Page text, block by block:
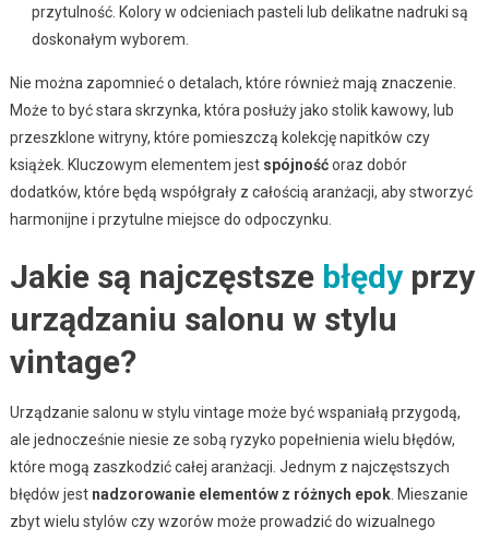
przytulność. Kolory w odcieniach pasteli lub delikatne nadruki są
doskonałym wyborem.
Nie można zapomnieć o detalach, które również mają znaczenie.
Może to być stara skrzynka, która posłuży jako stolik kawowy, lub
przeszklone witryny, które pomieszczą kolekcję napitków czy
książek. Kluczowym elementem jest spójnośćoraz dobór
dodatków, które będą współgrały z całością aranżacji, aby stworzyć
harmonijne i przytulne miejsce do odpoczynku.
Jakie są najczęstsze błędyprzy
urządzaniu salonu w stylu
vintage?
Urządzanie salonu w stylu vintage może być wspaniałą przygodą,
ale jednocześnie niesie ze sobą ryzyko popełnienia wielu błędów,
które mogą zaszkodzić całej aranżacji. Jednym z najczęstszych
błędów jest nadzorowanie elementów z różnych epok. Mieszanie
zbyt wielu stylów czy wzorów może prowadzić do wizualnego